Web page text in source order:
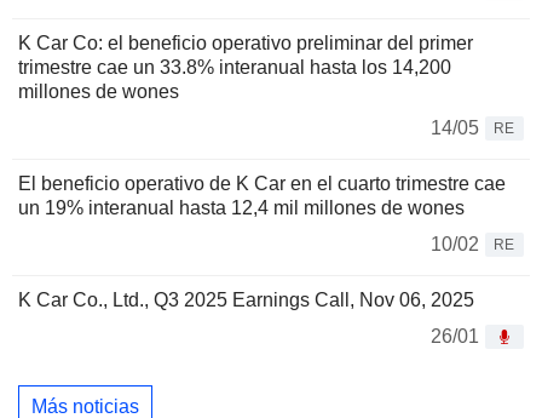
K Car Co: el beneficio operativo preliminar del primer
trimestre cae un 33.8% interanual hasta los 14,200
millones de wones
14/05
RE
El beneficio operativo de K Car en el cuarto trimestre cae
un 19% interanual hasta 12,4 mil millones de wones
10/02
RE
K Car Co., Ltd., Q3 2025 Earnings Call, Nov 06, 2025
26/01
Más noticias